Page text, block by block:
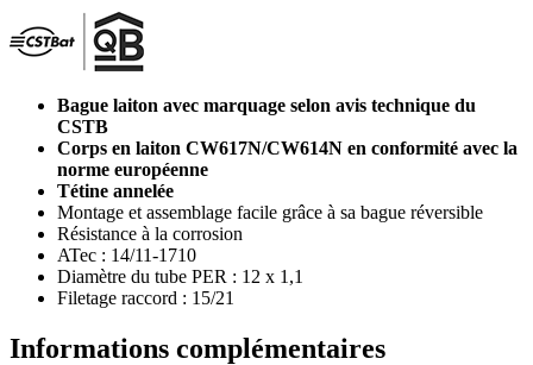
Bague laiton avec marquage selon avis technique du
CSTB
Corps en laiton CW617N/CW614N en conformité avec la
norme européenne
Tétine annelée
Montage et assemblage facile grâce à sa bague réversible
Résistance à la corrosion
ATec : 14/11-1710
Diamètre du tube PER : 12 x 1,1
Filetage raccord : 15/21
Informations complémentaires